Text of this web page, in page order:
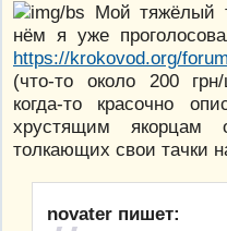
Мой тяжёлый
нём я уже
https://krokovod.org/
(что-то около 200
когда-то красочно
хрустящим якорцам
толкающих свои тачки
novater пишет: